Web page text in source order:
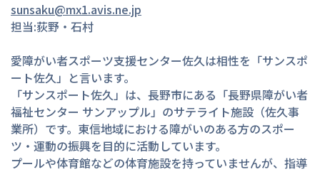
sunsaku@mx1.avis.ne.jp
担当:荻野・石村
愛障がい者スポーツ支援センター佐久は相性を「サンスポ
ート佐久」と言います。
「サンスポート佐久」は、長野市にある「長野県障がい者
福祉センター サンアップル」のサテライト施設（佐久事
業所）です。東信地域における障がいのある方のスポー
ツ・運動の振興を目的に活動しています。
プールや体育館などの体育施設を持っていませんが、指導